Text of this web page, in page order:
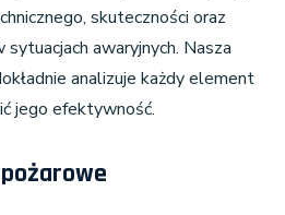
skuteczności oraz
awaryjnych. Nasza
analizuje każdy element
jego efektywność.